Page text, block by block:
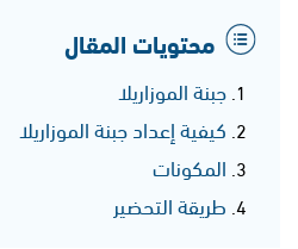
محتويات المقال
جبنة الموزاريلا
كيفية إعداد جبنة الموزاريلا
المكونات
طريقة التحضير